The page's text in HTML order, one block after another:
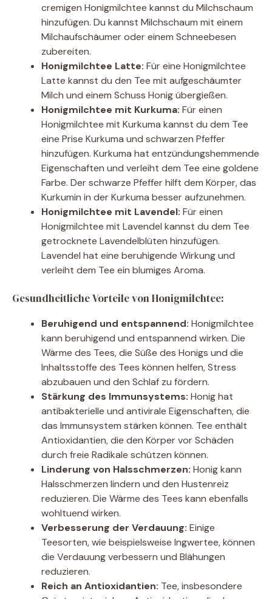
cremigen Honigmilchtee kannst du Milchschaum
hinzufügen. Du kannst Milchschaum mit einem
Milchaufschäumer oder einem Schneebesen
zubereiten.
Honigmilchtee Latte: Für eine Honigmilchtee
Latte kannst du den Tee mit aufgeschäumter
Milch und einem Schuss Honig übergießen.
Honigmilchtee mit Kurkuma: Für einen
Honigmilchtee mit Kurkuma kannst du dem Tee
eine Prise Kurkuma und schwarzen Pfeffer
hinzufügen. Kurkuma hat entzündungshemmende
Eigenschaften und verleiht dem Tee eine goldene
Farbe. Der schwarze Pfeffer hilft dem Körper, das
Kurkumin in der Kurkuma besser aufzunehmen.
Honigmilchtee mit Lavendel: Für einen
Honigmilchtee mit Lavendel kannst du dem Tee
getrocknete Lavendelblüten hinzufügen.
Lavendel hat eine beruhigende Wirkung und
verleiht dem Tee ein blumiges Aroma.
Gesundheitliche Vorteile von Honigmilchtee:
Beruhigend und entspannend: Honigmilchtee
kann beruhigend und entspannend wirken. Die
Wärme des Tees, die Süße des Honigs und die
Inhaltsstoffe des Tees können helfen, Stress
abzubauen und den Schlaf zu fördern.
Stärkung des Immunsystems: Honig hat
antibakterielle und antivirale Eigenschaften, die
das Immunsystem stärken können. Tee enthält
Antioxidantien, die den Körper vor Schäden
durch freie Radikale schützen können.
Linderung von Halsschmerzen: Honig kann
Halsschmerzen lindern und den Hustenreiz
reduzieren. Die Wärme des Tees kann ebenfalls
wohltuend wirken.
Verbesserung der Verdauung: Einige
Teesorten, wie beispielsweise Ingwertee, können
die Verdauung verbessern und Blähungen
reduzieren.
Reich an Antioxidantien: Tee, insbesondere